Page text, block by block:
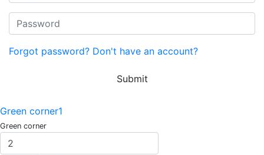
Forgot password? Don't have an account?
Submit
Green corner1
Green corner